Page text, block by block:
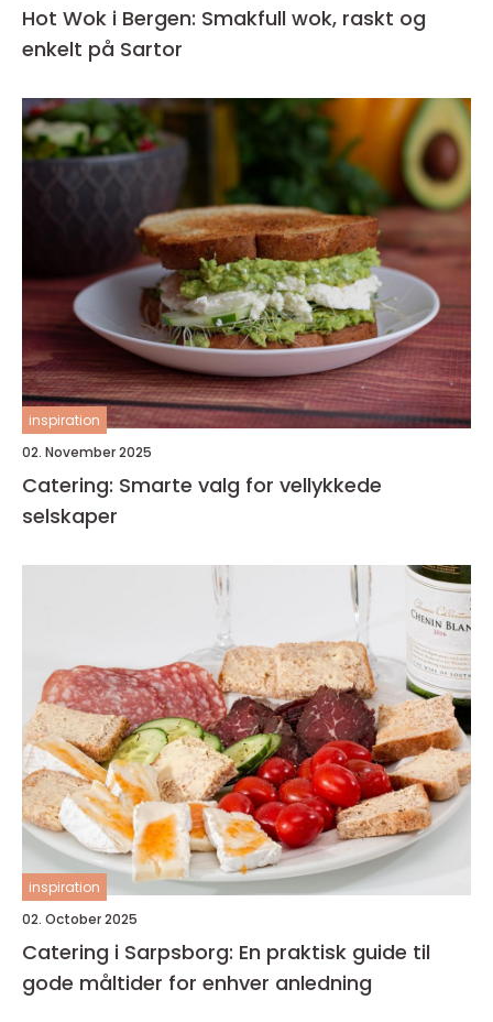
Hot Wok i Bergen: Smakfull wok, raskt og
enkelt på Sartor
inspiration
02. November 2025
Catering: Smarte valg for vellykkede
selskaper
inspiration
02. October 2025
Catering i Sarpsborg: En praktisk guide til
gode måltider for enhver anledning